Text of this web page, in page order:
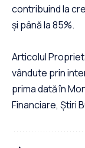
contribuind la
și până la 85%.
Articolul
vândute prin
prima dată în
Financiare, Știri